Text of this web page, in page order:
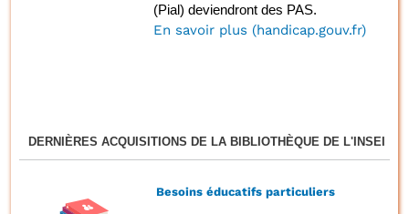
(Pial) deviendront des PAS.
En savoir plus (handicap.gouv.fr)
DERNIÈRES ACQUISITIONS DE LA BIBLIOTHÈQUE DE L'INSEI
Besoins éducatifs particuliers